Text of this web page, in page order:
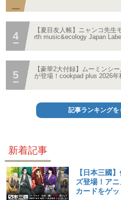
【夏目友人帳】ニャンコ先
rth music&ecology Japan
【豪華2大付録】ムーミンシ
が登場！cookpad plus 2026年
記事ランキングを
新着記事
【日本三國
ズ登場！ア
カードをゲッ